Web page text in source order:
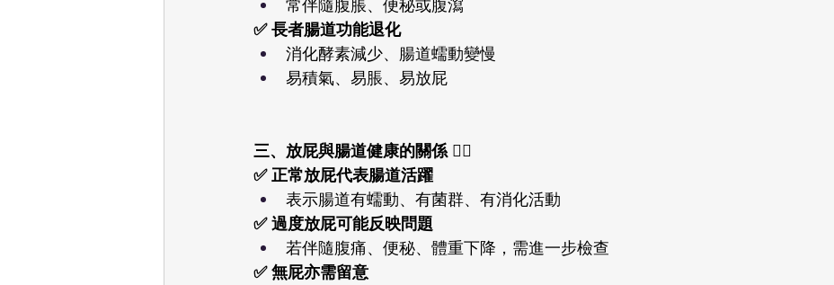
常伴隨腹脹、便秘或腹瀉
✅ 長者腸道功能退化
消化酵素減少、腸道蠕動變慢
易積氣、易脹、易放屁
三、放屁與腸道健康的關係 🧘‍♂️
✅ 正常放屁代表腸道活躍
表示腸道有蠕動、有菌群、有消化活動
✅ 過度放屁可能反映問題
若伴隨腹痛、便秘、體重下降，需進一步檢查
✅ 無屁亦需留意